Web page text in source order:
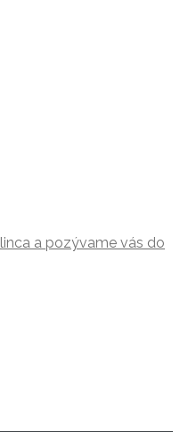
a pozývame vás do